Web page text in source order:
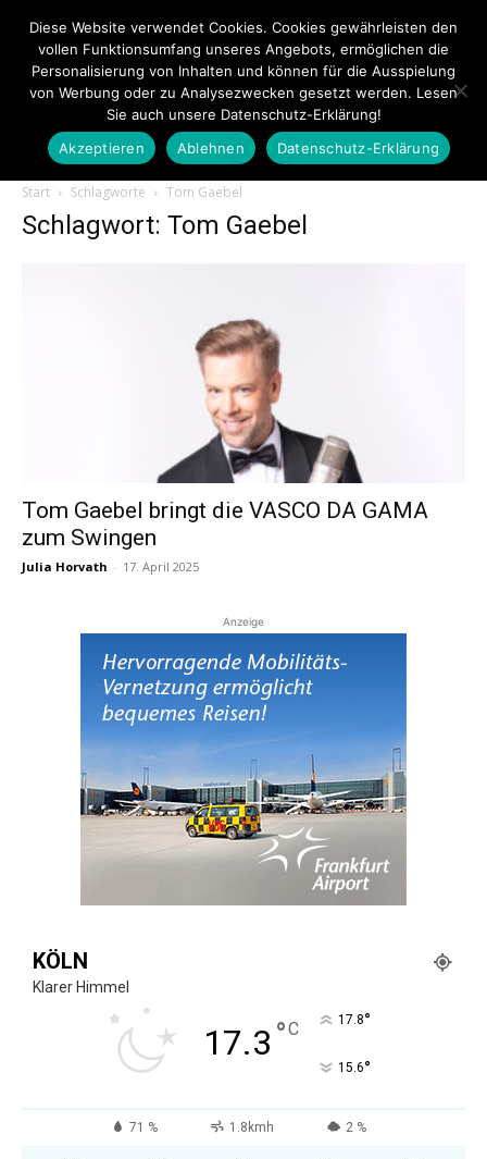
Touristiknews.de
Touristiknews
und
Start Schlagworte Tom Gaebel
Schlagwort: Tom Gaebel
Tom Gaebel bringt die VASCO DA GAMA
zum Swingen
Julia Horvath - 17. April 2025
Anzeige
KÖLN
Klarer Himmel
17.3 °C 17.8°
15.6°
71 % 1.8kmh 2 %
Diese Website verwendet Cookies. Cookies gewährleisten den
vollen Funktionsumfang unseres Angebots, ermöglichen die
Personalisierung von Inhalten und können für die Ausspielung
von Werbung oder zu Analysezwecken gesetzt werden. Lesen
Sie auch unsere Datenschutz-Erklärung!
Akzeptieren
Ablehnen Datenschutz-Erklärung